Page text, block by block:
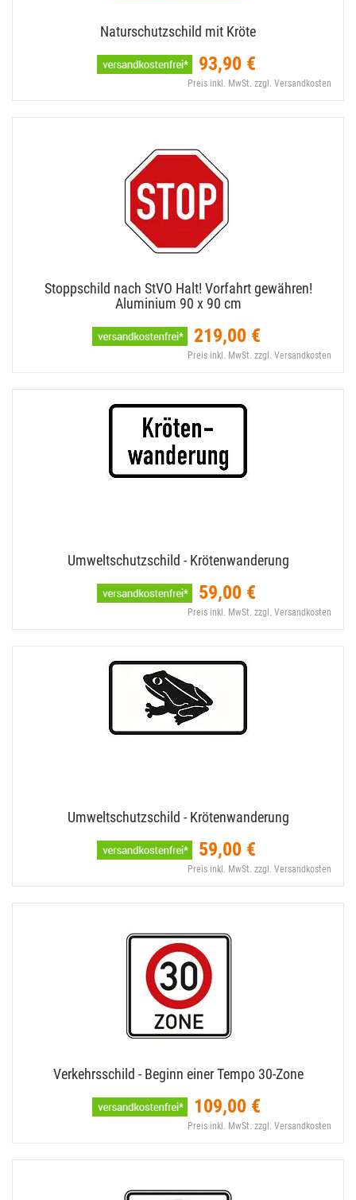
Naturschutzschild mit Kröte
93,90 €
Preis inkl. MwSt. zzgl. Versandkosten
Stoppschild nach StVO Halt! Vorfahrt gewähren!
Aluminium 90 x 90 cm
219,00 €
Preis inkl. MwSt. zzgl. Versandkosten
Umweltschutzschild - Krötenwanderung
59,00 €
Preis inkl. MwSt. zzgl. Versandkosten
Umweltschutzschild - Krötenwanderung
59,00 €
Preis inkl. MwSt. zzgl. Versandkosten
Verkehrsschild - Beginn einer Tempo 30-​Zone
109,00 €
Preis inkl. MwSt. zzgl. Versandkosten